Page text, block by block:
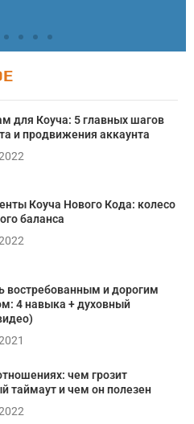
свою жизнь?
шкалы локуса контроля
Роттера
для Коуча: 5 главных шагов
и продвижения аккаунта
Коуча Нового Кода: колесо
баланса
востребованным и дорогим
4 навыка + духовный
чем грозит
таймаут и чем он полезен